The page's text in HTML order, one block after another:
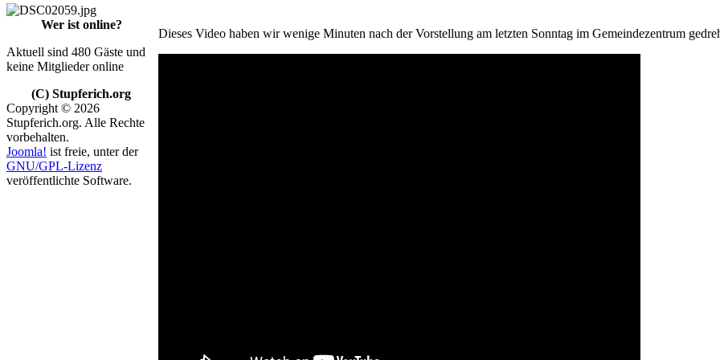
Wer ist online?
Aktuell sind 480 Gäste und
keine Mitglieder online
(C) Stupferich.org
Copyright © 2026
Stupferich.org. Alle Rechte
vorbehalten.
Joomla! ist freie, unter der
GNU/GPL-Lizenz
veröffentlichte Software.
Dieses Video haben wir wenige Minuten nach der Vorstellung am letzten Sonntag im Gemeindezentrum